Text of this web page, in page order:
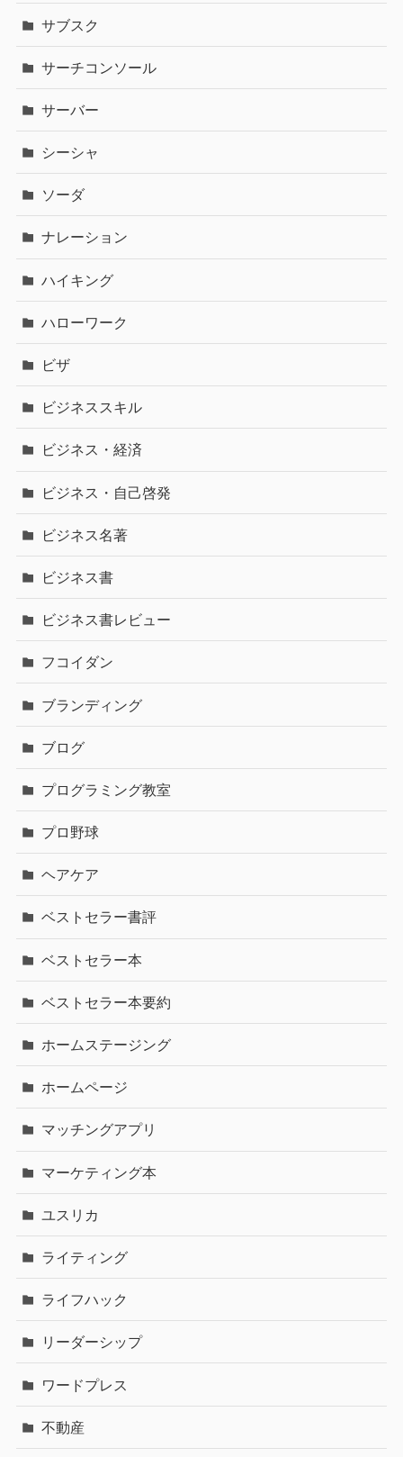
サブスク
サーチコンソール
サーバー
シーシャ
ソーダ
ナレーション
ハイキング
ハローワーク
ビザ
ビジネススキル
ビジネス・経済
ビジネス・自己啓発
ビジネス名著
ビジネス書
ビジネス書レビュー
フコイダン
ブランディング
ブログ
プログラミング教室
プロ野球
ヘアケア
ベストセラー書評
ベストセラー本
ベストセラー本要約
ホームステージング
ホームページ
マッチングアプリ
マーケティング本
ユスリカ
ライティング
ライフハック
リーダーシップ
ワードプレス
不動産